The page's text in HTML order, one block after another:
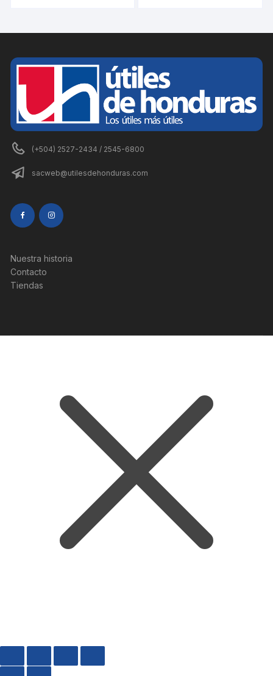
(+504) 2527-2434 / 2545-6800
sacweb@utilesdehonduras.com
Nuestra historia
Contacto
Tiendas